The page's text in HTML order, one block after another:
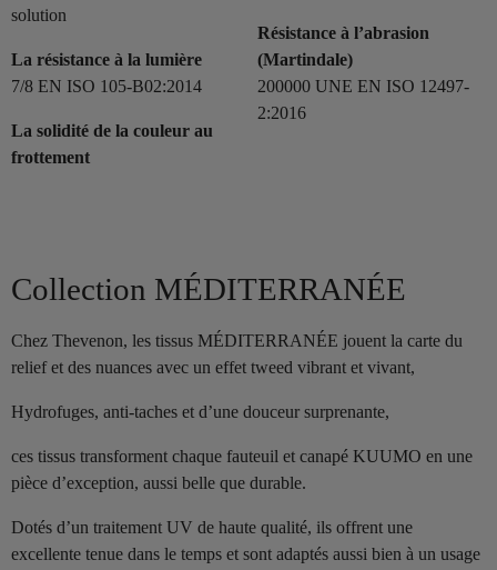
solution
La résistance à la lumière
7/8 EN ISO 105-B02:2014
La solidité de la couleur au
frottement
Résistance à l’abrasion
(Martindale)
200000 UNE EN ISO 12497-
2:2016
Collection MÉDITERRANÉE
Chez Thevenon, les tissus MÉDITERRANÉE jouent la carte du
relief et des nuances avec un effet tweed vibrant et vivant,
Hydrofuges, anti-taches et d’une douceur surprenante,
ces tissus transforment chaque fauteuil et canapé KUUMO en une
pièce d’exception, aussi belle que durable.
Dotés d’un traitement UV de haute qualité, ils offrent une
excellente tenue dans le temps et sont adaptés aussi bien à un usage